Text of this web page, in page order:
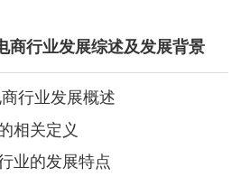
商行业发展综述及发展背景
行业发展概述
相关定义
业的发展特点